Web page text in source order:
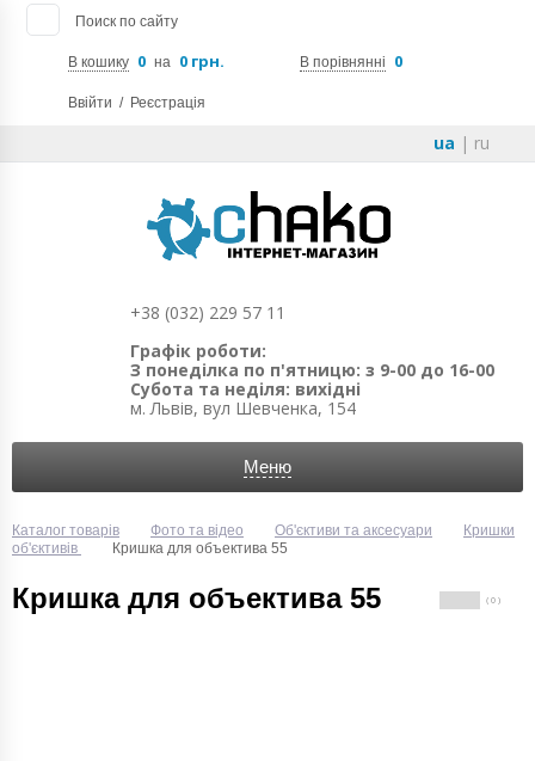
Поиск по сайту
В кошику 0 на 0 грн. В порівнянні 0
Ввійти / Реєстрація
ua | ru
+38 (032) 229 57 11
Графік роботи:
З понеділка по п'ятницю: з 9-00 до 16-00
Субота та неділя: вихідні
м. Львів, вул Шевченка, 154
Меню
Каталог товарів Фото та відео Об'єктиви та аксесуари
Кришки
об'єктивів
Кришка для объектива 55
Кришка для объектива 55 ( 0 )